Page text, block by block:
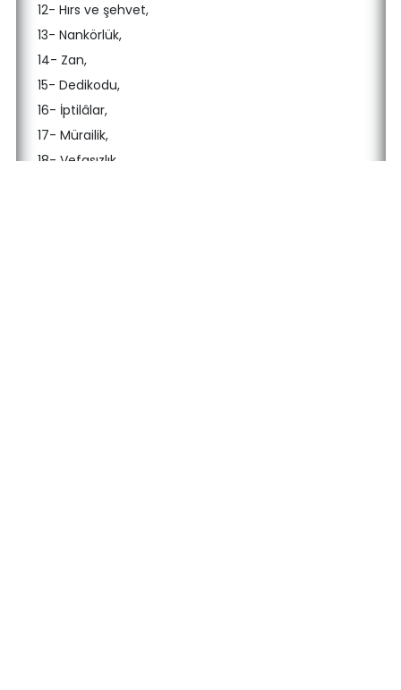
12- Hırs ve şehvet,
13- Nankörlük,
14- Zan,
15- Dedikodu,
16- İptilâlar,
17- Mürailik,
18- Vefasızlık,